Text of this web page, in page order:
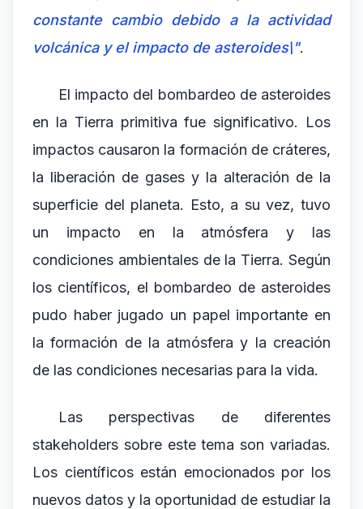
constante cambio debido a la actividad
volcánica y el impacto de asteroides\".
El impacto del bombardeo de asteroides
en la Tierra primitiva fue significativo. Los
impactos causaron la formación de cráteres,
la liberación de gases y la alteración de la
superficie del planeta. Esto, a su vez, tuvo
un impacto en la atmósfera y las
condiciones ambientales de la Tierra. Según
los científicos, el bombardeo de asteroides
pudo haber jugado un papel importante en
la formación de la atmósfera y la creación
de las condiciones necesarias para la vida.
Las perspectivas de diferentes
stakeholders sobre este tema son variadas.
Los científicos están emocionados por los
nuevos datos y la oportunidad de estudiar la